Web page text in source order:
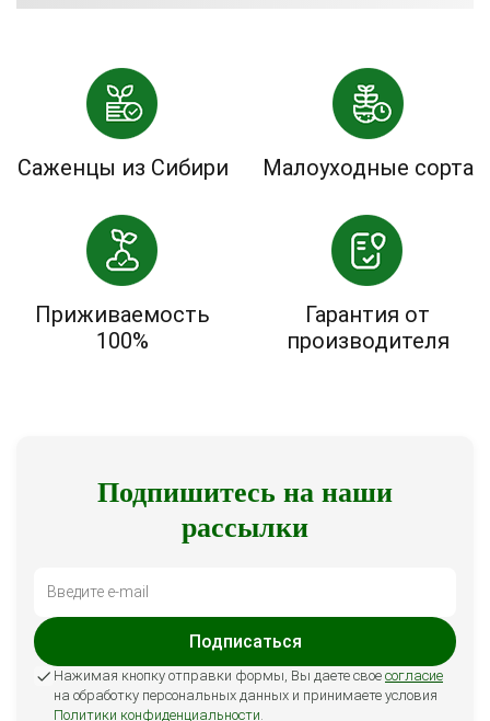
Саженцы из Сибири Малоуходные сорта
Приживаемость
100%
Гарантия от
производителя
Подпишитесь на наши
рассылки
Подписаться
Нажимая кнопку отправки формы, Вы даете свое согласие
на обработку персональных данных и принимаете условия
Политики конфиденциальности.